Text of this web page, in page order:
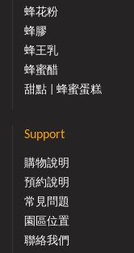
蜂花粉
蜂膠
蜂王乳
蜂蜜醋
甜點 | 蜂蜜蛋糕
Support
購物說明
預約說明
常見問題
園區位置
聯絡我們